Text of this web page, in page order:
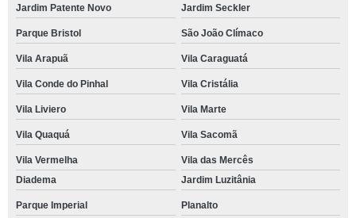
Jardim Patente Novo Jardim Seckler
Parque Bristol São João Clímaco
Vila Arapuã Vila Caraguatá
Vila Conde do Pinhal Vila Cristália
Vila Liviero Vila Marte
Vila Quaquá Vila Sacomã
Vila Vermelha
Vila das Mercês
Diadema
Jardim Luzitânia
Parque Imperial Planalto